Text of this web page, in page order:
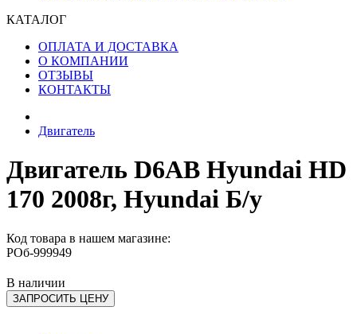
КАТАЛОГ
ОПЛАТА И ДОСТАВКА
О КОМПАНИИ
ОТЗЫВЫ
КОНТАКТЫ
Двигатель
Двигатель D6AB Hyundai HD
170 2008г, Hyundai Б/у
Код товара в нашем магазине:
РОб-999949
В наличии
ЗАПРОСИТЬ ЦЕНУ